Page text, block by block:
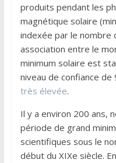
produits pendant les
magnétique solaire
indexée par le nombre
association entre le
minimum solaire est
niveau de confiance de
très élevée.
Il y a environ 200 ans,
période de grand
scientifiques sous le
début du XIXe siècle.